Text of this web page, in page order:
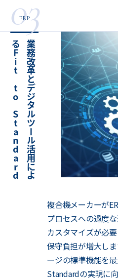
03
ERP
業
務
改
革
と
デ
ジ
タ
ル
ツ
ー
ル
活
用
に
よ
る
F
i
t
t
o
S
t
a
n
d
a
r
d
実
複合機メーカーが
プロセスへの過度
カスタマイズが必
保守負担が増大し
ージの標準機能を
Standardの実現に